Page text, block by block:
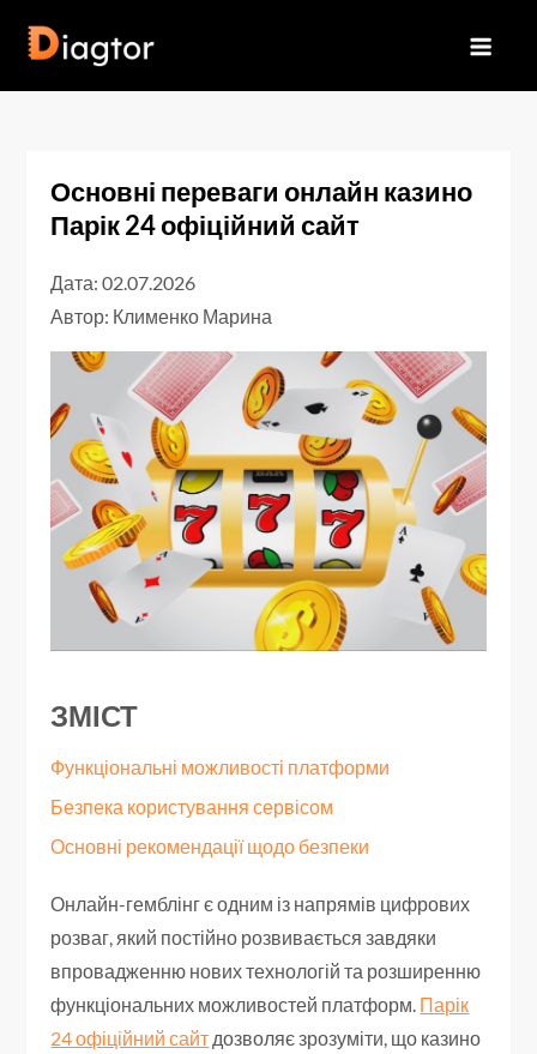
Основні переваги онлайн казино
Парік 24 офіційний сайт
Дата: 02.07.2026
Автор: Клименко Марина
ЗМІСТ
Функціональні можливості платформи
Безпека користування сервісом
Основні рекомендації щодо безпеки
Онлайн-гемблінг є одним із напрямів цифрових
розваг, який постійно розвивається завдяки
впровадженню нових технологій та розширенню
функціональних можливостей платформ. Парік
24 офіційний сайт дозволяє зрозуміти, що казино